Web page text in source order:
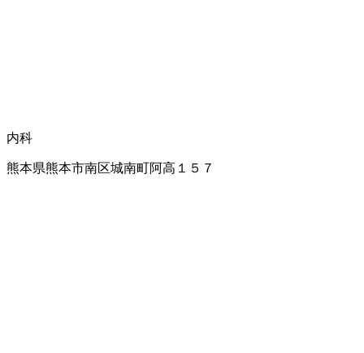
内科
熊本県熊本市南区城南町阿高１５７